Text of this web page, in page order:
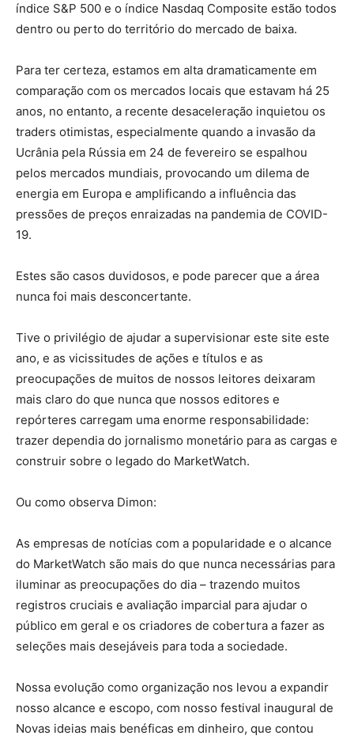
índice S&P 500 e o índice Nasdaq Composite estão todos
dentro ou perto do território do mercado de baixa.
Para ter certeza, estamos em alta dramaticamente em
comparação com os mercados locais que estavam há 25
anos, no entanto, a recente desaceleração inquietou os
traders otimistas, especialmente quando a invasão da
Ucrânia pela Rússia em 24 de fevereiro se espalhou
pelos mercados mundiais, provocando um dilema de
energia em Europa e amplificando a influência das
pressões de preços enraizadas na pandemia de COVID-
19.
Estes são casos duvidosos, e pode parecer que a área
nunca foi mais desconcertante.
Tive o privilégio de ajudar a supervisionar este site este
ano, e as vicissitudes de ações e títulos e as
preocupações de muitos de nossos leitores deixaram
mais claro do que nunca que nossos editores e
repórteres carregam uma enorme responsabilidade:
trazer dependia do jornalismo monetário para as cargas e
construir sobre o legado do MarketWatch.
Ou como observa Dimon:
As empresas de notícias com a popularidade e o alcance
do MarketWatch são mais do que nunca necessárias para
iluminar as preocupações do dia – trazendo muitos
registros cruciais e avaliação imparcial para ajudar o
público em geral e os criadores de cobertura a fazer as
seleções mais desejáveis ​​para toda a sociedade.
Nossa evolução como organização nos levou a expandir
nosso alcance e escopo, com nosso festival inaugural de
Novas ideias mais benéficas em dinheiro, que contou